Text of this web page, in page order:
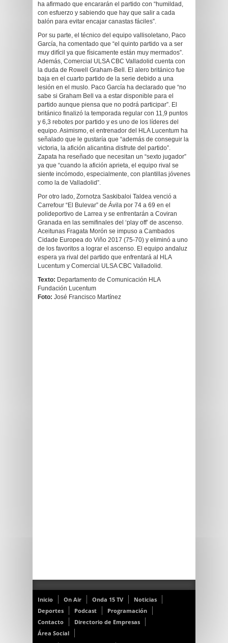
ha afirmado que encararán el partido con “humildad,
con esfuerzo y sabiendo que hay que salir a cada
balón para evitar encajar canastas fáciles”.
Por su parte, el técnico del equipo vallisoletano, Paco
García, ha comentado que “el quinto partido va a ser
muy difícil ya que físicamente están muy mermados”.
Además, Comercial ULSA CBC Valladolid cuenta con
la duda de Rowell Graham-Bell. El alero británico fue
baja en el cuarto partido de la serie debido a una
lesión en el muslo. Paco García ha declarado que “no
sabe si Graham Bell va a estar disponible para el
partido aunque piensa que no podrá participar”. El
británico finalizó la temporada regular con 11,9 puntos
y 6,3 rebotes por partido y es uno de los líderes del
equipo. Asimismo, el entrenador del HLA Lucentum ha
señalado que le gustaría que “además de conseguir la
victoria, la afición alicantina disfrute del partido”.
Zapata ha reseñado que necesitan un “sexto jugador”
ya que “cuando la afición aprieta, el equipo rival se
siente incómodo, especialmente, con plantillas jóvenes
como la de Valladolid”.
Por otro lado, Zornotza Saskibaloi Taldea venció a
Carrefour “El Bulevar” de Ávila por 74 a 69 en el
polideportivo de Larrea y se enfrentarán a Coviran
Granada en las semifinales del ‘play off’ de ascenso.
Aceitunas Fragata Morón se impuso a Cambados
Cidade Europea do Viño 2017 (75-70) y eliminó a uno
de los favoritos a lograr el ascenso. El equipo andaluz
espera ya rival del partido que enfrentará al HLA
Lucentum y Comercial ULSA CBC Valladolid.
Texto: Departamento de Comunicación HLA
Fundación Lucentum
Foto: José Francisco Martínez
Inicio On Air Onda 15 TV
Noticias
Deportes
Podcast
Programación
Contacto
Directorio de Empresas
Área Social